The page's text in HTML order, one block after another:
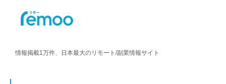
情報掲載1万件、日本最大のリモート/副業情報サイト